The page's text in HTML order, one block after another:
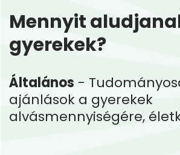
Mennyit
gyerekek?
Általános -
ajánlások a gyerekek
alvásmennyiségére,